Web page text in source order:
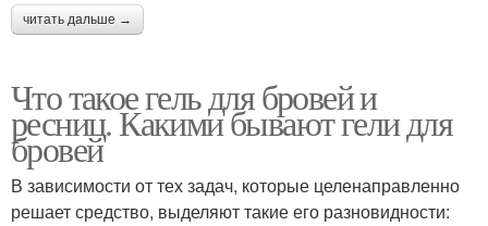
читать дальше →
Что такое гель для бровей и
ресниц. Какими бывают гели для
бровей
В зависимости от тех задач, которые целенаправленно
решает средство, выделяют такие его разновидности: